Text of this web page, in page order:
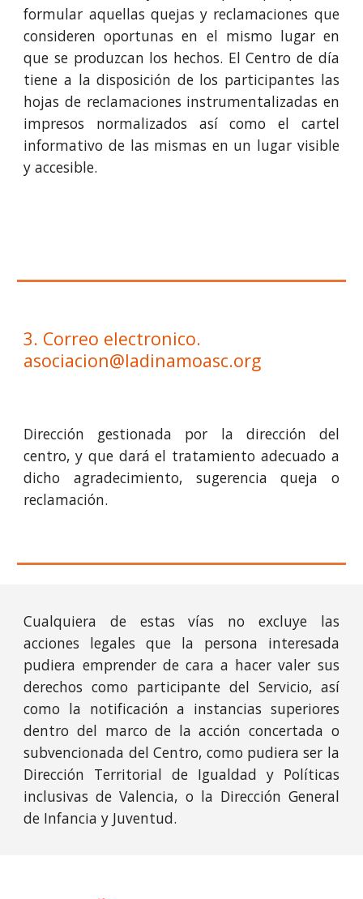
formular aquellas quejas y reclamaciones que
consideren oportunas en el mismo lugar en
que se produzcan los hechos. El Centro de día
tiene a la disposición de los participantes las
hojas de reclamaciones instrumentalizadas en
impresos normalizados así como el cartel
informativo de las mismas en un lugar visible
y accesible.
3. Correo electronico.
asociacion@ladinamoasc.org
Dirección gestionada por la dirección del
centro, y que dará el tratamiento adecuado a
dicho agradecimiento, sugerencia queja o
reclamación.
Cualquiera de estas vías no excluye las
acciones legales que la persona interesada
pudiera emprender de cara a hacer valer sus
derechos como participante del Servicio, así
como la notificación a instancias superiores
dentro del marco de la acción concertada o
subvencionada del Centro, como pudiera ser la
Dirección Territorial de Igualdad y Políticas
inclusivas de Valencia, o la Dirección General
de Infancia y Juventud.